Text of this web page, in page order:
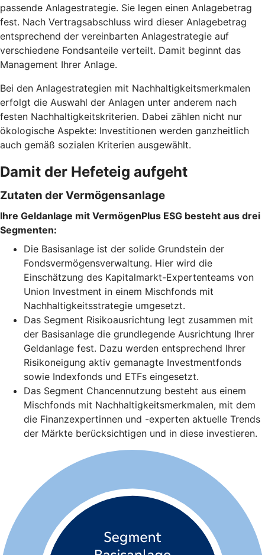
passende Anlagestrategie. Sie legen einen Anlagebetrag
fest. Nach Vertragsabschluss wird dieser Anlagebetrag
entsprechend der vereinbarten Anlagestrategie auf
verschiedene Fondsanteile verteilt. Damit beginnt das
Management Ihrer Anlage.
Bei den Anlagestrategien mit Nachhaltigkeitsmerkmalen
erfolgt die Auswahl der Anlagen unter anderem nach
festen Nachhaltigkeitskriterien. Dabei zählen nicht nur
ökologische Aspekte: Investitionen werden ganzheitlich
auch gemäß sozialen Kriterien ausgewählt.
Damit der Hefeteig aufgeht
Zutaten der Vermögensanlage
Ihre Geldanlage mit VermögenPlus ESG besteht aus drei
Segmenten:
Die Basisanlage ist der solide Grundstein der
Fondsvermögensverwaltung. Hier wird die
Einschätzung des Kapitalmarkt-Expertenteams von
Union Investment in einem Mischfonds mit
Nachhaltigkeitsstrategie umgesetzt.
Das Segment Risikoausrichtung legt zusammen mit
der Basisanlage die grundlegende Ausrichtung Ihrer
Geldanlage fest. Dazu werden entsprechend Ihrer
Risikoneigung aktiv gemanagte Investmentfonds
sowie Indexfonds und ETFs eingesetzt.
Das Segment Chancennutzung besteht aus einem
Mischfonds mit Nachhaltigkeitsmerkmalen, mit dem
die Finanzexpertinnen und -experten aktuelle Trends
der Märkte berücksichtigen und in diese investieren.